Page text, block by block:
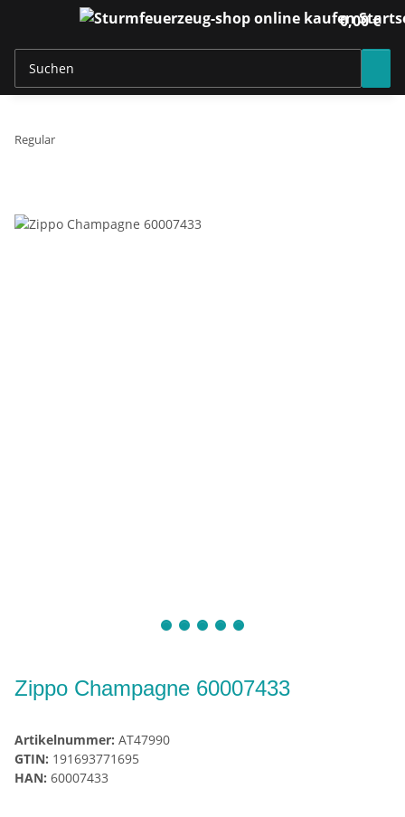
0,00 €
Regular
Zippo Champagne 60007433
Artikelnummer: AT47990
GTIN: 191693771695
HAN: 60007433